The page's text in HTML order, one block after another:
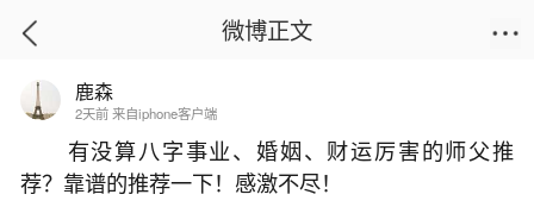
首页
堕胎后小孩会来报仇吗？
微博正文
鹿森
2天前 来自iphone客户端
有没算八字事业、婚姻、财运厉害的师父推
荐？靠谱的推荐一下！感激不尽！